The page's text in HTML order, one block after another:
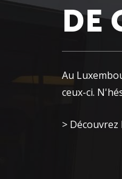
DE
Au
ceux-ci.
>